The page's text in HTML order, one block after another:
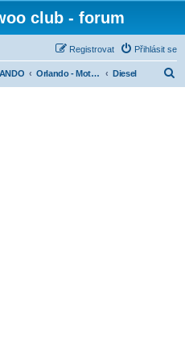
club - forum
Přihlásit se
Registrovat
Orlando - Motory Diesel